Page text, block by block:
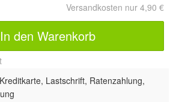
Versandkosten nur 4,90 €
In den Warenkorb
Lastschrift, Ratenzahlung,